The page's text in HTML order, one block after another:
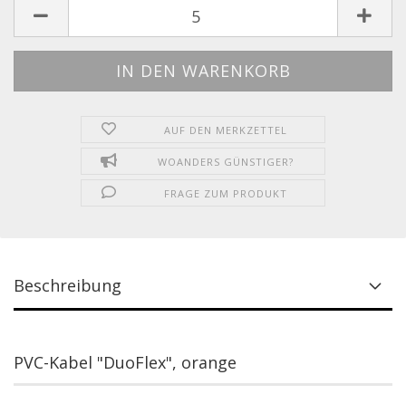
AUF DEN MERKZETTEL
WOANDERS GÜNSTIGER?
FRAGE ZUM PRODUKT
Beschreibung
PVC-Kabel "DuoFlex", orange